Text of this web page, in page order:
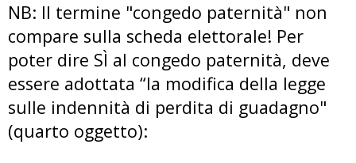
NB: Il termine "congedo paternità" non
compare sulla scheda elettorale! Per
poter dire SÌ al congedo paternità, deve
essere adottata “la modifica della legge
sulle indennità di perdita di guadagno"
(quarto oggetto):